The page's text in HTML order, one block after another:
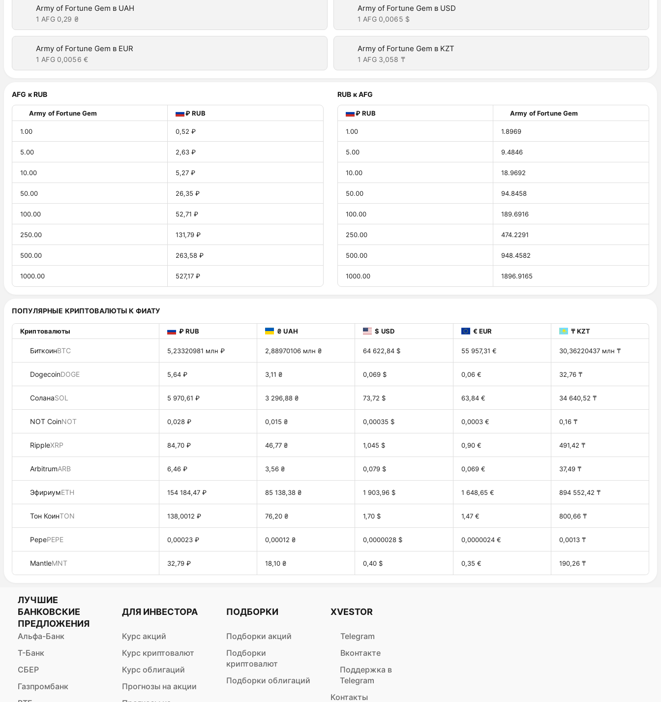
Army of Fortune Gem в UAH
1 AFG 0,29 ₴
Army of Fortune Gem в USD
1 AFG 0,0065 $
Army of Fortune Gem в EUR
1 AFG 0,0056 €
Army of Fortune Gem в KZT
1 AFG 3,058 ₸
AFG к RUB
Army of Fortune Gem ₽ RUB
1.00 0,52 ₽
5.00 2,63 ₽
10.00 5,27 ₽
50.00 26,35 ₽
100.00 52,71 ₽
250.00 131,79 ₽
500.00 263,58 ₽
1000.00 527,17 ₽
RUB к AFG
₽ RUB Army of Fortune Gem
1.00 1.8969
5.00 9.4846
10.00 18.9692
50.00 94.8458
100.00 189.6916
250.00 474.2291
500.00 948.4582
1000.00 1896.9165
ПОПУЛЯРНЫЕ КРИПТОВАЛЮТЫ К ФИАТУ
Криптовалюты ₽ RUB ₴ UAH $ USD € EUR ₸ KZT
БиткоинBTC 5,23320981 млн ₽ 2,88970106 млн ₴ 64 622,84 $ 55 957,31 € 30,36220437 млн ₸
DogecoinDOGE 5,64 ₽ 3,11 ₴ 0,069 $ 0,06 € 32,76 ₸
СоланаSOL 5 970,61 ₽ 3 296,88 ₴ 73,72 $ 63,84 € 34 640,52 ₸
NOT CoinNOT 0,028 ₽ 0,015 ₴ 0,00035 $ 0,0003 € 0,16 ₸
RippleXRP 84,70 ₽ 46,77 ₴ 1,045 $ 0,90 € 491,42 ₸
ArbitrumARB 6,46 ₽ 3,56 ₴ 0,079 $ 0,069 € 37,49 ₸
ЭфириумETH 154 184,47 ₽ 85 138,38 ₴ 1 903,96 $ 1 648,65 € 894 552,42 ₸
Тон КоинTON 138,0012 ₽ 76,20 ₴ 1,70 $ 1,47 € 800,66 ₸
PepePEPE 0,00023 ₽ 0,00012 ₴ 0,0000028 $ 0,0000024 € 0,0013 ₸
MantleMNT 32,79 ₽ 18,10 ₴ 0,40 $ 0,35 € 190,26 ₸
ЛУЧШИЕ
БАНКОВСКИЕ
ПРЕДЛОЖЕНИЯ
Альфа-Банк
Т-Банк
СБЕР
Газпромбанк
ДЛЯ ИНВЕСТОРА
Курс акций
Курс криптовалют
Курс облигаций
Прогнозы на акции
ПОДБОРКИ
Подборки акций
Подборки
криптовалют
Подборки облигаций
XVESTOR
Telegram
Вконтакте
Поддержка в
Telegram
Контакты